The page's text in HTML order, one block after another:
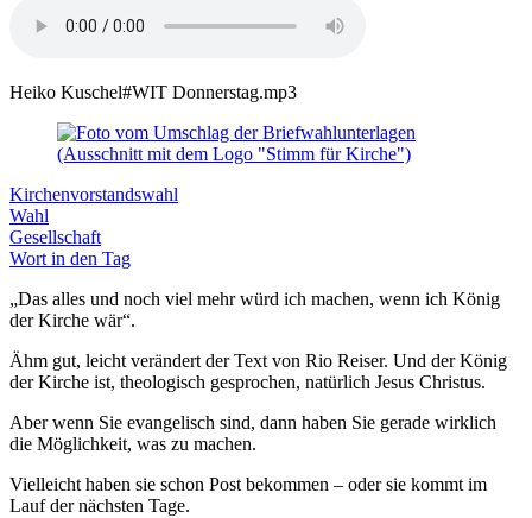
Heiko Kuschel#WIT Donnerstag.mp3
Kirchenvorstandswahl
Wahl
Gesellschaft
Wort in den Tag
„Das alles und noch viel mehr würd ich machen, wenn ich König
der Kirche wär“.
Ähm gut, leicht verändert der Text von Rio Reiser. Und der König
der Kirche ist, theologisch gesprochen, natürlich Jesus Christus.
Aber wenn Sie evangelisch sind, dann haben Sie gerade wirklich
die Möglichkeit, was zu machen.
Vielleicht haben sie schon Post bekommen – oder sie kommt im
Lauf der nächsten Tage.